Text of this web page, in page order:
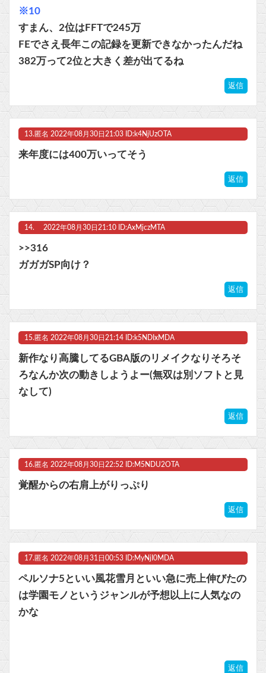
※10
すまん、2位はFFTで245万
FEでさえ長年この記録を更新できなかったんだね
382万って2位と大きく差が出てるね
返信
13. 匿名 2022年08月30日21:03 ID:k4NjUzOTA
来年度には400万いってそう
返信
14. 2022年08月30日21:10 ID:AxMjczMTA
>>316
ガガガSP向け？
返信
15. 匿名 2022年08月30日21:14 ID:k5NDIxMDA
新作なり高騰してるGBA版のリメイクなりそろそ
ろなんか次の動きしようよー(無双は別ソフトと見
なして)
返信
16. 匿名 2022年08月30日22:52 ID:M5NDU2OTA
覚醒からの右肩上がりっぷり
返信
17. 匿名 2022年08月31日00:53 ID:MyNjI0MDA
ペルソナ5といい風花雪月といい急に売上伸びたの
は学園モノというジャンルが予想以上に人気なの
かな
返信